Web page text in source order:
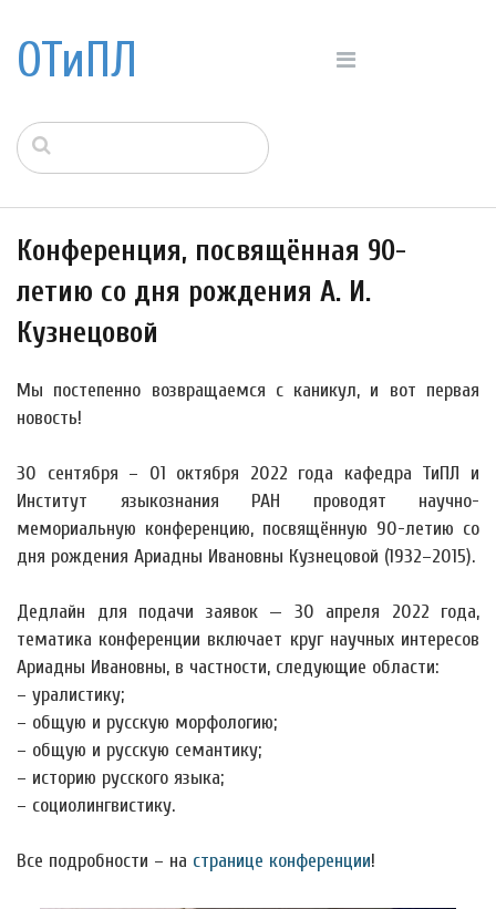
ОТиПЛ
Конференция, посвящённая 90-
летию со дня рождения А. И.
Кузнецовой
Мы постепенно возвращаемся с каникул, и вот первая
новость!
30 сентября – 01 октября 2022 года кафедра ТиПЛ и
Институт языкознания РАН проводят научно-
мемориальную конференцию, посвящённую 90-летию со
дня рождения Ариадны Ивановны Кузнецовой (1932–2015).
Дедлайн для подачи заявок — 30 апреля 2022 года,
тематика конференции включает круг научных интересов
Ариадны Ивановны, в частности, следующие области:
– уралистику;
– общую и русскую морфологию;
– общую и русскую семантику;
– историю русского языка;
– социолингвистику.
Все подробности – на странице конференции!